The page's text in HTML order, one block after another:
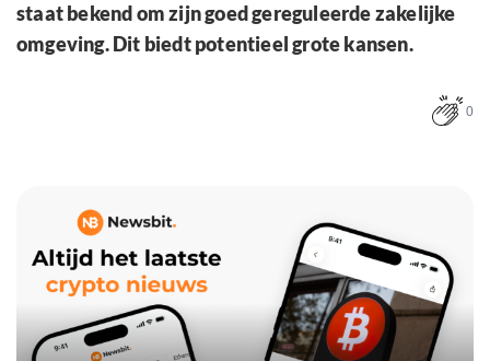
staat bekend om zijn goed gereguleerde zakelijke
omgeving. Dit biedt potentieel grote kansen.
0